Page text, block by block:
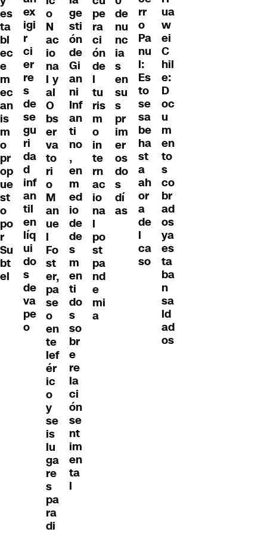
es
ta
bl
ec
e
m
ec
an
is
m
o
pr
op
ue
st
o
po
r
Su
bt
el
ex
igi
r
ci
er
re
s
de
se
gu
ri
da
d
inf
an
til
en
líq
ui
do
s
de
va
pe
o
o
N
ac
io
na
l y
al
O
bs
er
va
to
ri
o
M
an
ue
l
Fo
st
er,
pa
se
o
en
te
lef
ér
ic
o
y
se
is
lu
ga
re
s
pa
ra
di
ge
sti
ón
de
Gi
an
ni
Inf
an
ti
no
,
en
m
ed
io
de
de
s
m
en
ti
do
s
so
br
e
re
la
ci
ón
se
nt
im
en
ta
l
pe
ra
ci
ón
de
l
tu
ris
m
o
in
te
rn
ac
io
na
l
po
st
pa
nd
e
mi
a
de
nu
nc
ia
s
en
su
s
pr
im
er
os
do
s
dí
as
rr
o
Pa
nu
l:
Es
to
se
sa
be
ha
st
a
ah
or
a
de
l
ca
so
ua
w
ei
C
hil
e:
D
oc
u
m
en
to
s
co
br
ad
os
ya
es
ta
ba
n
sa
ld
ad
os